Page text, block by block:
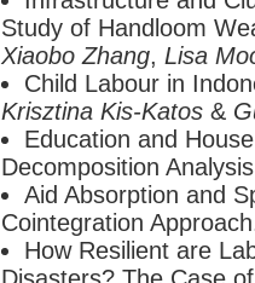
Study of Handloom
Xiaobo Zhang, Lisa
Child Labour in
Krisztina Kis-Katos &
Education and
Decomposition
Aid Absorption and
Cointegration
How Resilient are